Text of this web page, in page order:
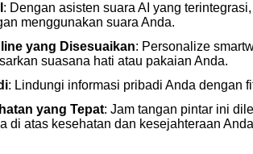
: Dengan asisten suara AI yang
menggunakan suara Anda.
yang Disesuaikan: Personalize
suasana hati atau pakaian Anda.
: Lindungi informasi pribadi Anda dengan
yang Tepat: Jam tangan pintar ini
di atas kesehatan dan kesejahteraan